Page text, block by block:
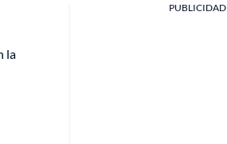
la
PUBLICIDAD